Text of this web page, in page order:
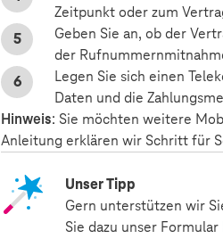
Zeitpunkt oder zum
Geben Sie an, ob der
der
Legen Sie sich einen
Daten und die
Hinweis: Sie möchten weitere
Anleitung erklären wir Schritt für
Unser Tipp
Gern unterstützen wir
Sie dazu unser Formular